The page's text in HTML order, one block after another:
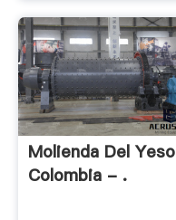
Molienda Del Yeso
Colombia - .